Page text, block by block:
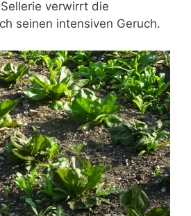
verwirrt die
seinen intensiven Geruch.